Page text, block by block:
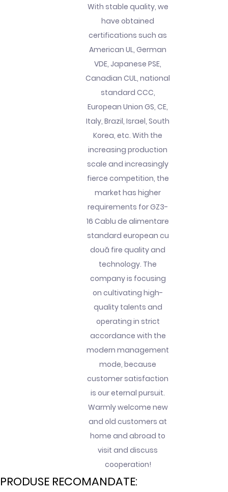
With stable quality, we
have obtained
certifications such as
American UL, German
VDE, Japanese PSE,
Canadian CUL, national
standard CCC,
European Union GS, CE,
Italy, Brazil, Israel, South
Korea, etc. With the
increasing production
scale and increasingly
fierce competition, the
market has higher
requirements for GZ3-
16 Cablu de alimentare
standard european cu
două fire quality and
technology. The
company is focusing
on cultivating high-
quality talents and
operating in strict
accordance with the
modern management
mode, because
customer satisfaction
is our eternal pursuit.
Warmly welcome new
and old customers at
home and abroad to
visit and discuss
cooperation!
PRODUSE RECOMANDATE: